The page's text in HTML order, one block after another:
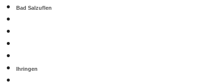
Bad Salzuflen
Ihringen